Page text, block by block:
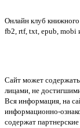
Онлайн клуб книжного
fb2, rtf, txt, epub, mobi
Сайт может
лицами, не
Вся информация, на
информационно-
содержат